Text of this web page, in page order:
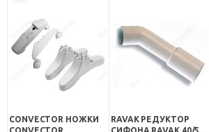
CONVECTOR НОЖКИ
RAVAK РЕДУКТОР